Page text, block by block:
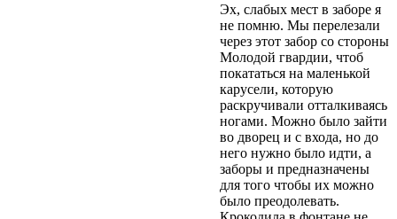
Эх, слабых мест в заборе я
не помню. Мы перелезали
через этот забор со стороны
Молодой гвардии, чтоб
покататься на маленькой
карусели, которую
раскручивали отталкиваясь
ногами. Можно было зайти
во дворец и с входа, но до
него нужно было идти, а
заборы и предназначены
для того чтобы их можно
было преодолевать.